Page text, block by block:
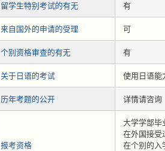
留学生特别考试的有无 有
来自国外的申请的受理 可
个别资格审查的有无 有
关于日语的考试 使用日语能
历年考题的公开 详情请咨询
报考资格
大学学部毕
在外国接受
在个别的入